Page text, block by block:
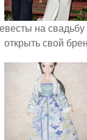
на
открыть свой